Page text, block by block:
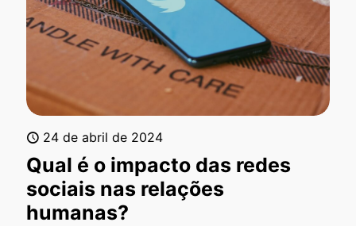
24 de abril de 2024
Qual é o impacto das redes
sociais nas relações
humanas?